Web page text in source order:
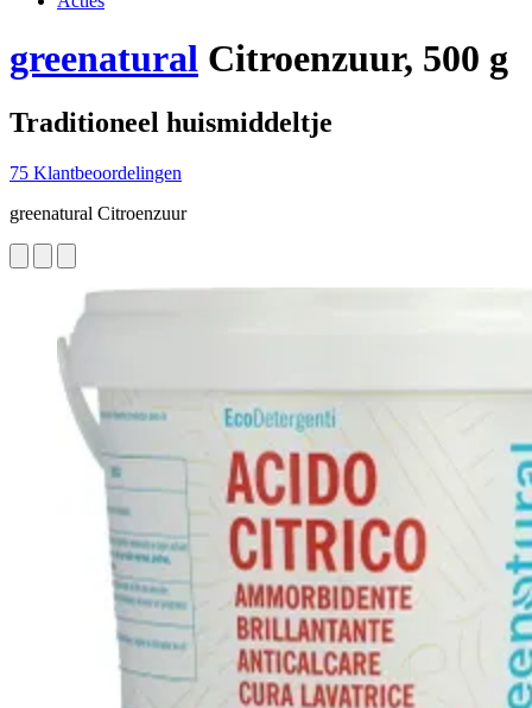
greenatural Citroenzuur, 500 g
Traditioneel huismiddeltje
75 Klantbeoordelingen
greenatural Citroenzuur